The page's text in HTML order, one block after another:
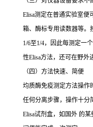
Elisa测定在普通实验室便
箱、酶标专用读数器等。
1/6至1/4，因此每测定一
性Elisa方法，还可在野外
（四）方法快速、简便
均质酶免疫测定方法操作
任何分离步骤，操作十分
Elisa试剂盒，如国外 的